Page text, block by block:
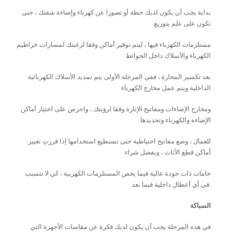
بداية يجب أن يكون لديك خطة أو تصورا عن كهرباء وإضاءة شقتك ، حتى
تكون على علم بتوزيع
مستلزمات الكهرباء فيها ، ليتم توفير أماكن وفقا لرغبتك لمسارات خراطيم
الكهرباء والأسلاك داخل الحوائط
بعد تكسير المحارة ، ففي المرحلة الأولى يتم تمديد الأسلاك الكهربائية
الداخلية ويتم عمل مخارج الكهرباء
ومخارج الإضاءات ومفاتيح الإنارة وفقا لرؤيتك ، واحرص على اختيار أماكن
الإضاءة والكهرباء وتحديدها
للعمال ، وضع مفاتيح احتياطية حتى تستطيع استخدامها إذا قررتِ تغيير
أماكن قطع الأثاث ، ويفضل شراء
خامات ذات جودة عالية فيما يخص المستلزمات الكهربية ، كي لا تتسبب
في أي أعطال داخلية فيما بعد.
السباكة
في هذه المرحلة يجب أن يكون لديك فكرة عن مقاسات الأجهزة التي